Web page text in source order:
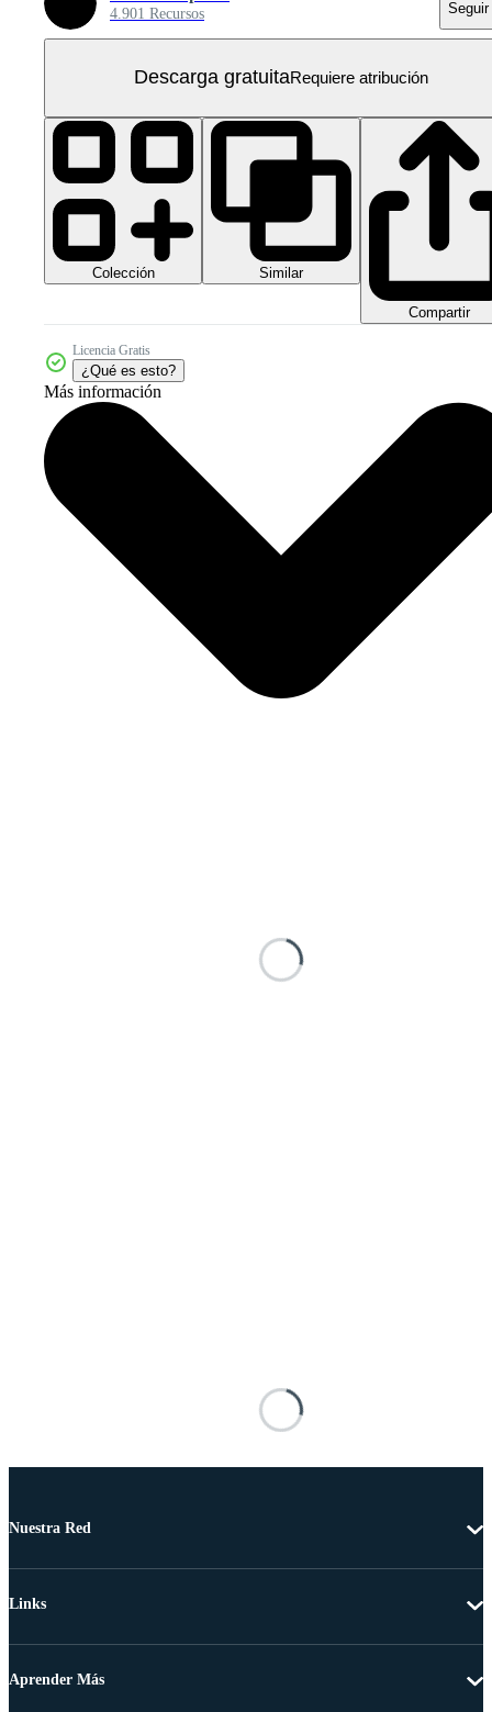
4.901 Recursos Seguir
Descarga gratuitaRequiere atribución
Colección Similar
Compartir
Licencia Gratis
¿Qué es esto?
Más información
Nuestra Red
Links
Aprender Más